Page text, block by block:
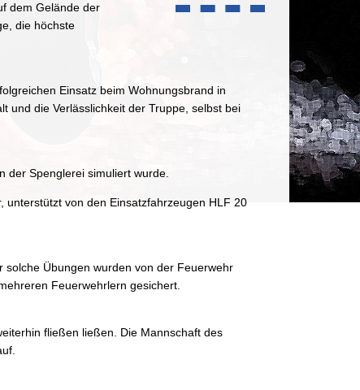
dem Gelände der
die höchste
Einsatz beim Wohnungsbrand in
und die Verlässlichkeit der Truppe, selbst bei
der Spenglerei simuliert wurde.
unterstützt von den Einsatzfahrzeugen HLF 20
solche Übungen wurden von der Feuerwehr
Feuerwehrlern gesichert.
fließen ließen. Die Mannschaft des